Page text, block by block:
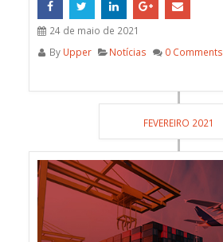
24 de maio de 2021
By Upper Notícias 0 Comments
FEVEREIRO 2021